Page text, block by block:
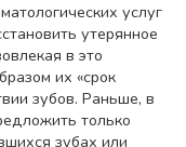
услуг
утерянное
в это
их «срок
зубов. Раньше, в
только
зубах или